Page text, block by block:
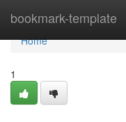
bookmark-template
Home
Home
1